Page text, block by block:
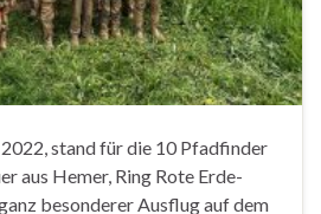
stand für die 10 Pfadfinder
aus Hemer, Ring Rote Erde-
besonderer Ausflug auf dem